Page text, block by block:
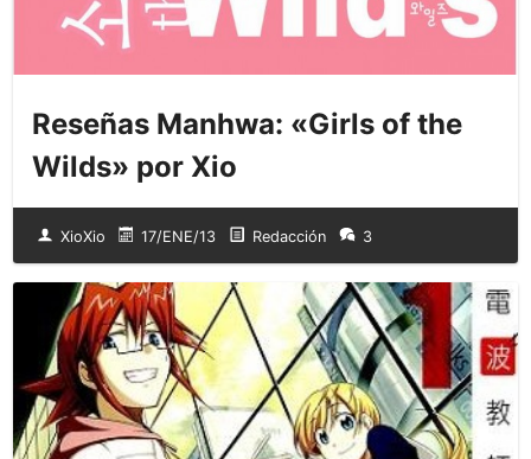
Reseñas Manhwa: «Girls of the
Wilds» por Xio
XioXio 17/ENE/13 Redacción 3